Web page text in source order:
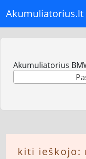
Akumuliatorius.lt
Akumuliatorius
kiti ieškojo: